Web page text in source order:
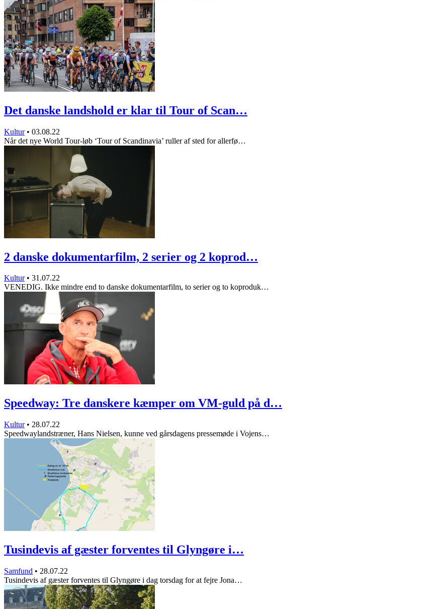
Det danske landshold er klar til Tour of Scan…
Kultur • 03.08.22
Når det nye World Tour-løb ‘Tour of Scandinavia’ ruller af sted for allerfø…
2 danske dokumentarfilm, 2 serier og 2 koprod…
Kultur • 31.07.22
VENEDIG. Ikke mindre end to danske dokumentarfilm, to serier og to koproduk…
Speedway: Tre danskere kæmper om VM-guld på d…
Kultur • 28.07.22
Speedwaylandstræner, Hans Nielsen, kunne ved gårsdagens pressemøde i Vojens…
Tusindevis af gæster forventes til Glyngøre i…
Samfund • 28.07.22
Tusindevis af gæster forventes til Glyngøre i dag torsdag for at fejre Jona…